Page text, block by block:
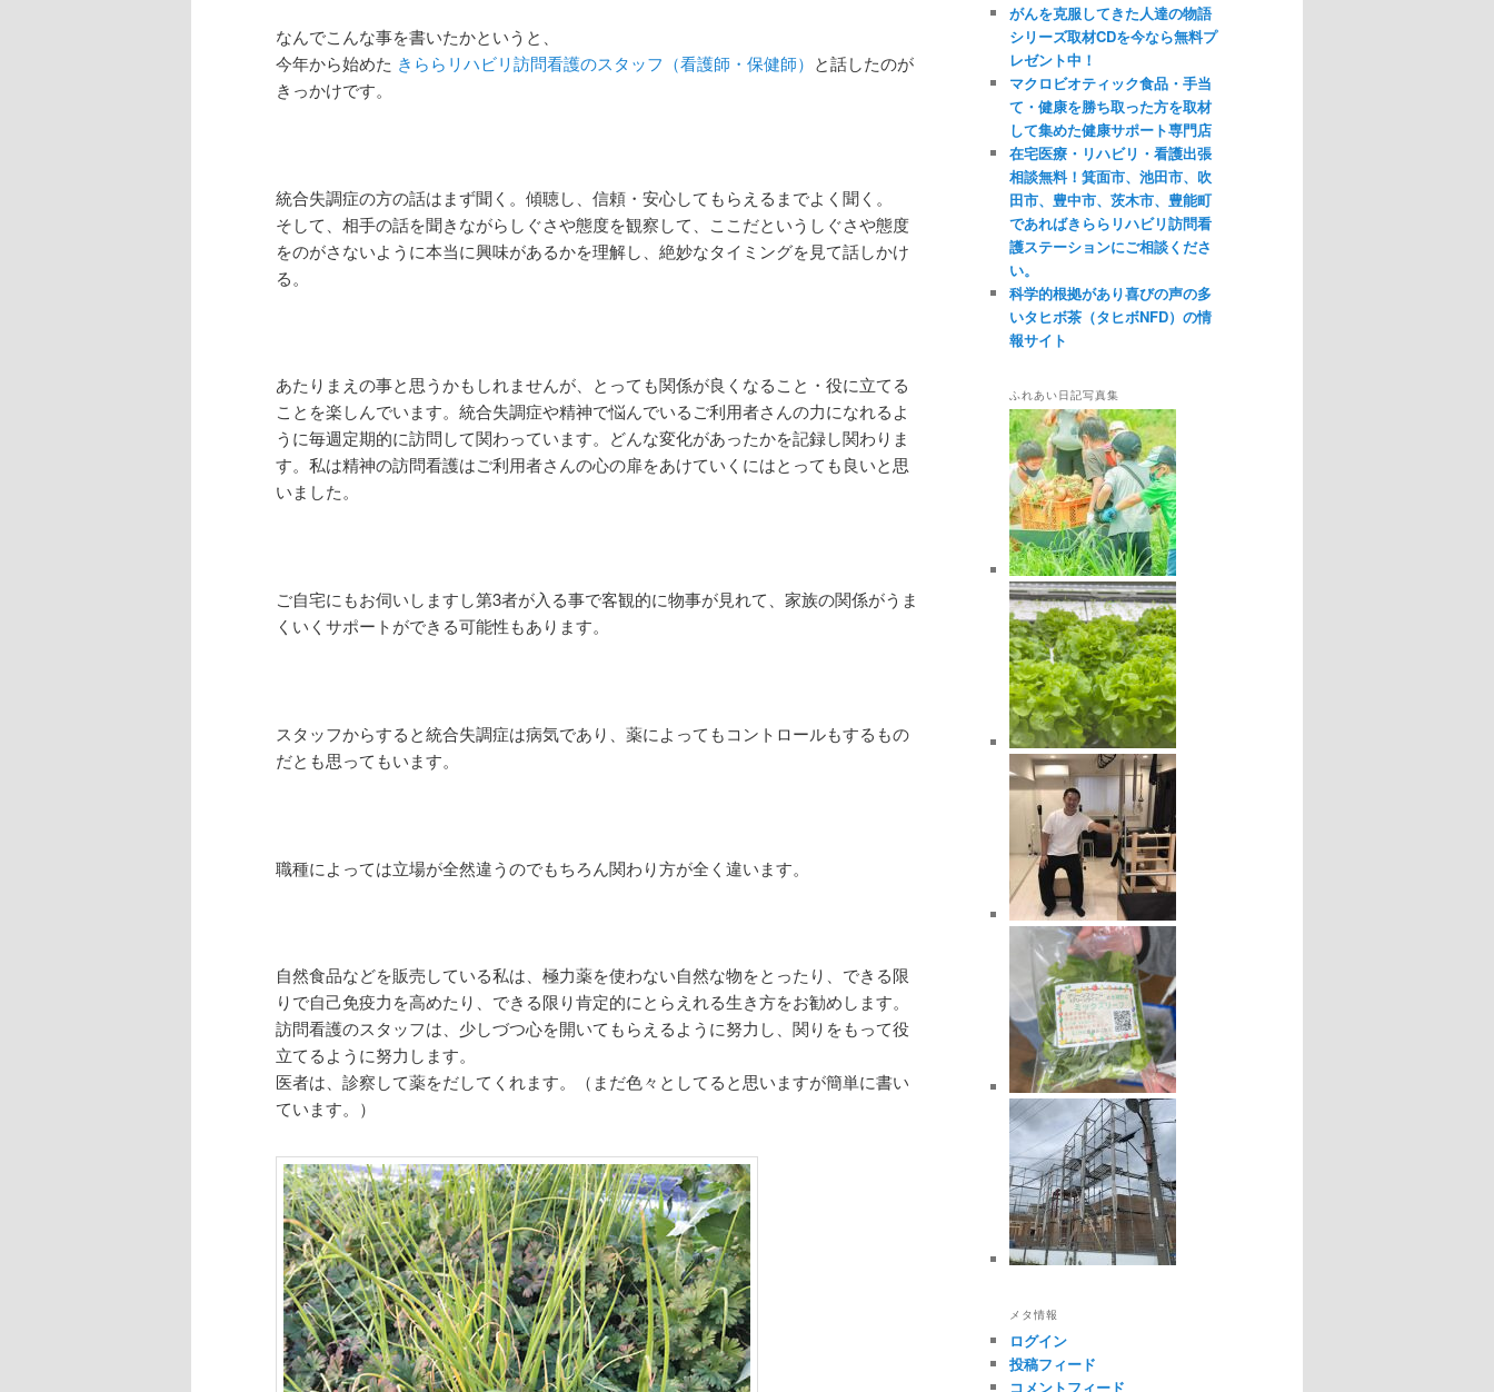
なんでこんな事を書いたかというと、
今年から始めた きららリハビリ訪問看護のスタッフ（看護師・保健師） と話したのが
きっかけです。
統合失調症の方の話はまず聞く。傾聴し、信頼・安心してもらえるまでよく聞く。
そして、相手の話を聞きながらしぐさや態度を観察して、ここだというしぐさや態度
をのがさないように本当に興味があるかを理解し、絶妙なタイミングを見て話しかけ
る。
あたりまえの事と思うかもしれませんが、とっても関係が良くなること・役に立てる
ことを楽しんでいます。統合失調症や精神で悩んでいるご利用者さんの力になれるよ
うに毎週定期的に訪問して関わっています。どんな変化があったかを記録し関わりま
す。私は精神の訪問看護はご利用者さんの心の扉をあけていくにはとっても良いと思
いました。
ご自宅にもお伺いしますし第3者が入る事で客観的に物事が見れて、家族の関係がうま
くいくサポートができる可能性もあります。
スタッフからすると統合失調症は病気であり、薬によってもコントロールもするもの
だとも思ってもいます。
職種によっては立場が全然違うのでもちろん関わり方が全く違います。
自然食品などを販売している私は、極力薬を使わない自然な物をとったり、できる限
りで自己免疫力を高めたり、できる限り肯定的にとらえれる生き方をお勧めします。
訪問看護のスタッフは、少しづつ心を開いてもらえるように努力し、関りをもって役
立てるように努力します。
医者は、診察して薬をだしてくれます。（まだ色々としてると思いますが簡単に書い
ています。）
がんを克服してきた人達の物語
シリーズ取材CDを今なら無料プ
レゼント中！
マクロビオティック食品・手当
て・健康を勝ち取った方を取材
して集めた健康サポート専門店
在宅医療・リハビリ・看護出張
相談無料！箕面市、池田市、吹
田市、豊中市、茨木市、豊能町
であればきららリハビリ訪問看
護ステーションにご相談くださ
い。
科学的根拠があり喜びの声の多
いタヒボ茶（タヒボNFD）の情
報サイト
ふれあい日記写真集
メタ情報
ログイン
投稿フィード
コメントフィード